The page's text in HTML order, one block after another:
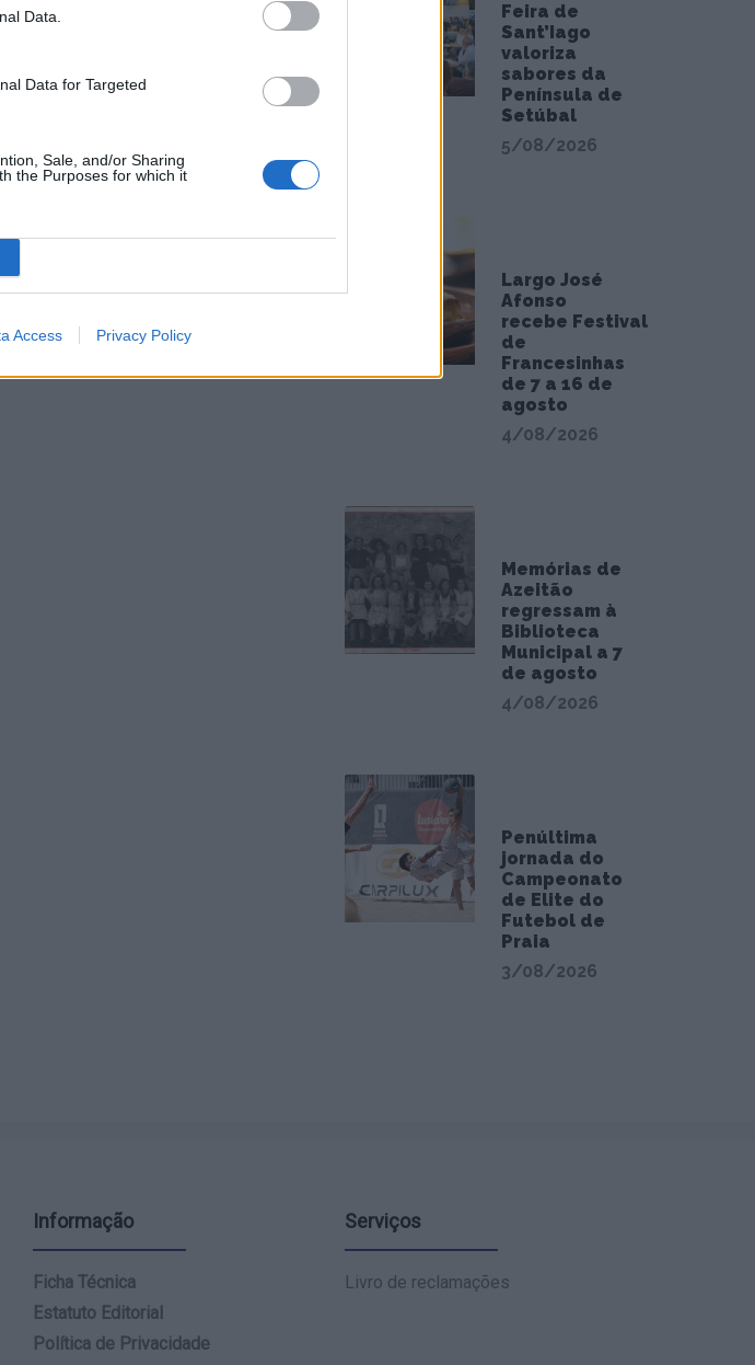
Data.
Data for Targeted
Sale, and/or Sharing
the Purposes for which it
Access Privacy Policy
Feira de
Sant’Iago
valoriza
sabores da
Península de
Setúbal
5/08/2026
Largo José
Afonso
recebe Festival
de
Francesinhas
de 7 a 16 de
agosto
4/08/2026
Memórias de
Azeitão
regressam à
Biblioteca
Municipal a 7
de agosto
4/08/2026
Penúltima
jornada do
Campeonato
de Elite do
Futebol de
Praia
3/08/2026
Informação
Ficha Técnica
Estatuto Editorial
Política de Privacidade
Serviços
Livro de reclamações